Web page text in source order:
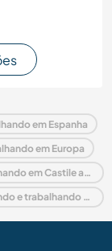
em Espanha
em Europa
Férias em casas de família, voluntariando e trabalhando em Castile and León
Última hora Férias em casas de família, voluntariando e trabalhando em Espanha